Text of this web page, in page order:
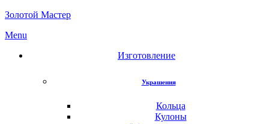
Золотой Мастер
Menu
Изготовление
Украшения
Кольца
Кулоны